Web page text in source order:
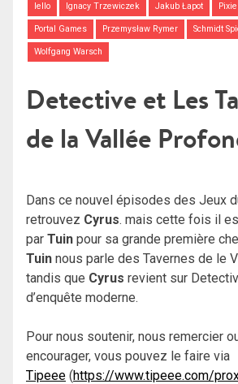
Iello Ignacy Trzewiczek Jakub Łapot
Portal Games Przemysław Rymer Schmidt
Wolfgang Warsch
Detective et Les
de la Vallée
Dans ce nouvel épisodes des Jeux
retrouvez Cyrus. mais cette fois il
par Tuin pour sa grande première
Tuin nous parle des Tavernes de le
tandis que Cyrus revient sur
d’enquête moderne.
Pour nous soutenir, nous remercier
encourager, vous pouvez le faire via
Tipeee (https://www.tipeee.com/